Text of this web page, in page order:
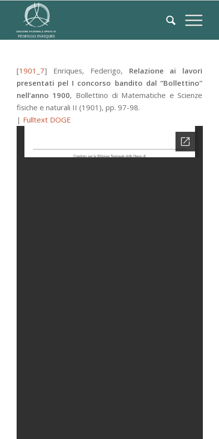
[1901_7] Enriques, Federigo, Relazione ai lavori
presentati pel I concorso bandito dal “Bollettino”
nell’anno 1900, Bollettino di Matematiche e Scienze
fisiche e naturali II (1901), pp. 97-98.
| Fulltext DOGE